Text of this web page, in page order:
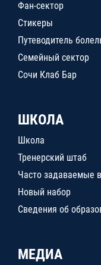
Фан-сектор
Стикеры
Путеводитель
Семейный сектор
Сочи Клаб Бар
ШКОЛА
Школа
Тренерский штаб
Часто задаваемые
Новый набор
Сведения об
МЕДИА